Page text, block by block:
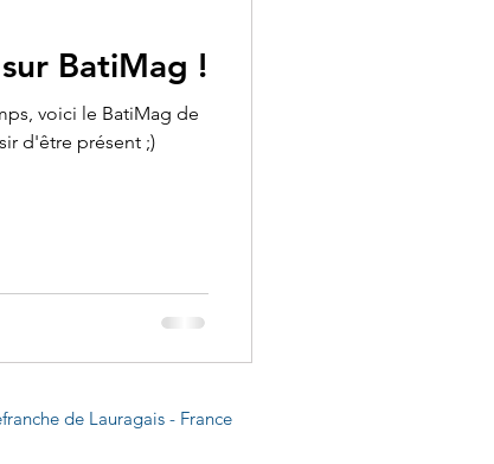
BatiMag !
voici le BatiMag de
d'être présent ;)
de Lauragais - France